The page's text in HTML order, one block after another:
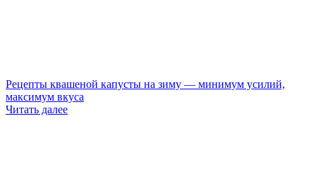
Рецепты квашеной капусты на зиму — минимум усилий,
максимум вкуса
Читать далее